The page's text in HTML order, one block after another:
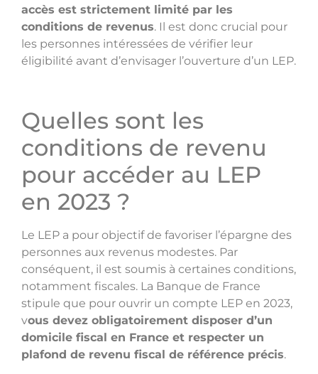
accès est strictement limité par les
conditions de revenus. Il est donc crucial pour
les personnes intéressées de vérifier leur
éligibilité avant d’envisager l’ouverture d’un LEP.
Quelles sont les
conditions de revenu
pour accéder au LEP
en 2023 ?
Le LEP a pour objectif de favoriser l’épargne des
personnes aux revenus modestes. Par
conséquent, il est soumis à certaines conditions,
notamment fiscales. La Banque de France
stipule que pour ouvrir un compte LEP en 2023,
vous devez obligatoirement disposer d’un
domicile fiscal en France et respecter un
plafond de revenu fiscal de référence précis.